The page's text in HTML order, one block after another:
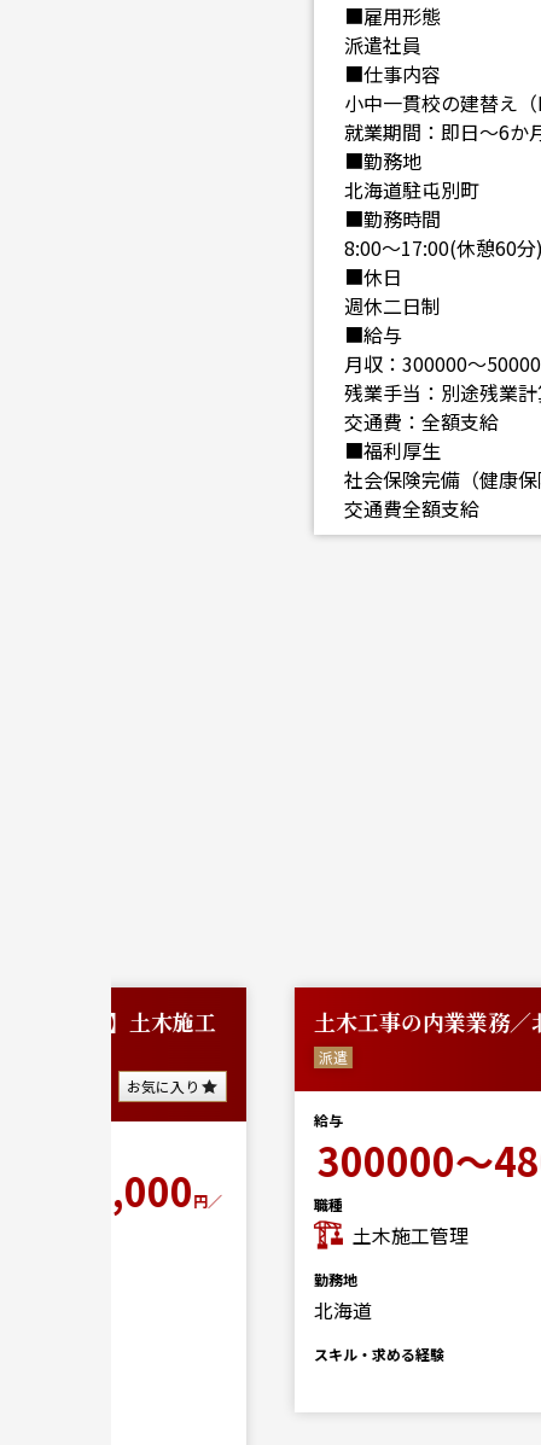
■雇用形態
派遣社員
■仕事内容
小中一貫校の建替え
就業期間：即日～6
■勤務地
北海道駐屯別町
■勤務時間
8:00～17:00(休憩60
■休日
週休二日制
■給与
月収：300000～
残業手当：別途残業
交通費：全額支給
■福利厚生
社会保険完備（健康
交通費全額支給
土木工事の内業業務／北海道
給与
300000～480000円／月
職種